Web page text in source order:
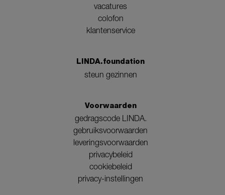
vacatures
colofon
klantenservice
LINDA.foundation
steun gezinnen
Voorwaarden
gedragscode LINDA.
gebruiksvoorwaarden
leveringsvoorwaarden
privacybeleid
cookiebeleid
privacy-instellingen